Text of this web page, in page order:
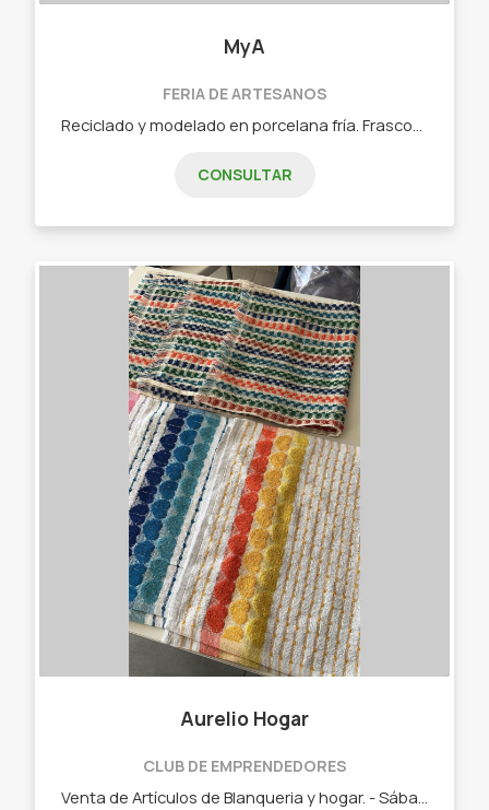
MyA
FERIA DE ARTESANOS
CONSULTAR
Aurelio Hogar
CLUB DE EMPRENDEDORES